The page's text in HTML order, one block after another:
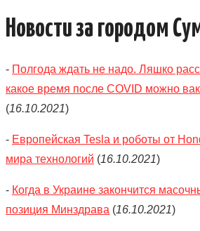
Новости за городом
- Полгода ждать не надо. Ляшко
какое время после COVID можно
(16.10.2021)
- Европейская Tesla и роботы от
мира технологий (16.10.2021)
- Когда в Украине закончится
позиция Минздрава (16.10.2021)